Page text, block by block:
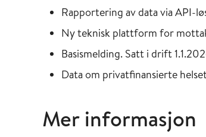
Rapportering av data via API-
Ny teknisk plattform for
Basismelding. Satt i drift
Data om privatfinansierte
Mer informasjon